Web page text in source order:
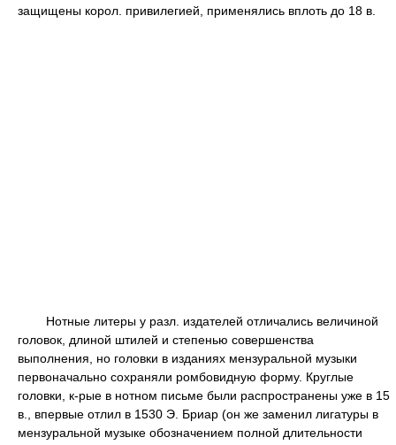
защищены корол. привилегией, применялись вплоть до 18 в.
Нотные литеры у разл. издателей отличались величиной
головок, длиной штилей и степенью совершенства
выполнения, но головки в изданиях мензуральной музыки
первоначально сохраняли ромбовидную форму. Круглые
головки, к-рые в нотном письме были распространены уже в 15
в., впервые отлил в 1530 Э. Бриар (он же заменил лигатуры в
мензуральной музыке обозначением полной длительности